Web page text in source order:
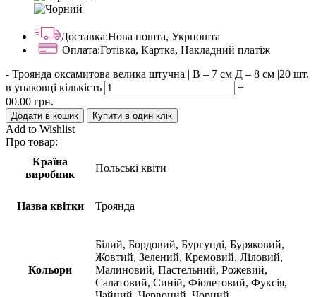
Доставка:Нова пошта, Укрпошта
Оплата:Готівка, Картка, Накладний платіж
- Троянда оксамитова велика штучна | В – 7 см Д – 8 см |20 шт.
в упаковці кількість
+
00.00 грн.
Додати в кошик Купити в один клік
Add to Wishlist
Про товар:
Країна
виробник
Польські квіти
Назва квітки Троянда
Кольори
Білий, Бордовий, Бургунді, Буряковий,
Жовтий, Зелений, Кремовий, Ліловий,
Малиновий, Пастельний, Рожевий,
Салатовий, Синій, Фіолетовий, Фуксія,